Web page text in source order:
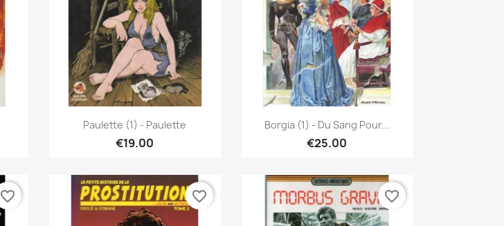
Quick view
Paulette (1) - Paulette
€19.00
Quick view
Borgia (1) - Du Sang Pour...
€25.00
favorite_border favorite_border favorite_border